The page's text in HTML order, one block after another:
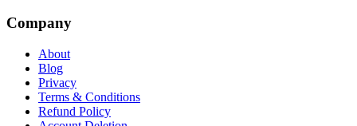
Company
About
Blog
Privacy
Terms & Conditions
Refund Policy